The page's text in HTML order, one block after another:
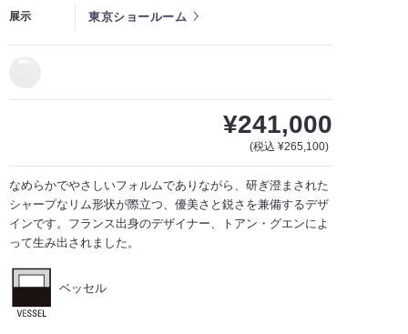
展示 東京ショールーム
¥241,000
(税込 ¥265,100)
なめらかでやさしいフォルムでありながら、研ぎ澄まされた
シャープなリム形状が際立つ、優美さと鋭さを兼備するデザ
インです。フランス出身のデザイナー、トアン・グエンによ
って生み出されました。
ベッセル